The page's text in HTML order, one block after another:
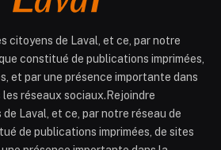
citoyens de Laval, et ce, par notre
constitué de publications imprimées,
et par une présence importante dans
réseaux sociaux.Rejoindre
de Laval, et ce, par notre réseau de
de publications imprimées, de sites